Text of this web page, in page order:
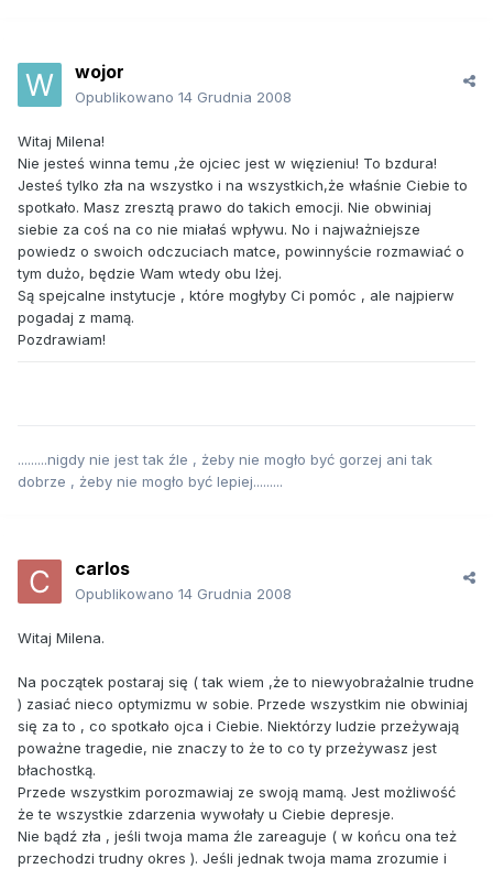
wojor
Opublikowano 14 Grudnia 2008
Witaj Milena!
Nie jesteś winna temu ,że ojciec jest w więzieniu! To bzdura!
Jesteś tylko zła na wszystko i na wszystkich,że właśnie Ciebie to
spotkało. Masz zresztą prawo do takich emocji. Nie obwiniaj
siebie za coś na co nie miałaś wpływu. No i najważniejsze
powiedz o swoich odczuciach matce, powinnyście rozmawiać o
tym dużo, będzie Wam wtedy obu lżej.
Są spejcalne instytucje , które mogłyby Ci pomóc , ale najpierw
pogadaj z mamą.
Pozdrawiam!
.........nigdy nie jest tak źle , żeby nie mogło być gorzej ani tak
dobrze , żeby nie mogło być lepiej.........
carlos
Opublikowano 14 Grudnia 2008
Witaj Milena.
Na początek postaraj się ( tak wiem ,że to niewyobrażalnie trudne
) zasiać nieco optymizmu w sobie. Przede wszystkim nie obwiniaj
się za to , co spotkało ojca i Ciebie. Niektórzy ludzie przeżywają
poważne tragedie, nie znaczy to że to co ty przeżywasz jest
błachostką.
Przede wszystkim porozmawiaj ze swoją mamą. Jest możliwość
że te wszystkie zdarzenia wywołały u Ciebie depresje.
Nie bądź zła , jeśli twoja mama źle zareaguje ( w końcu ona też
przechodzi trudny okres ). Jeśli jednak twoja mama zrozumie i